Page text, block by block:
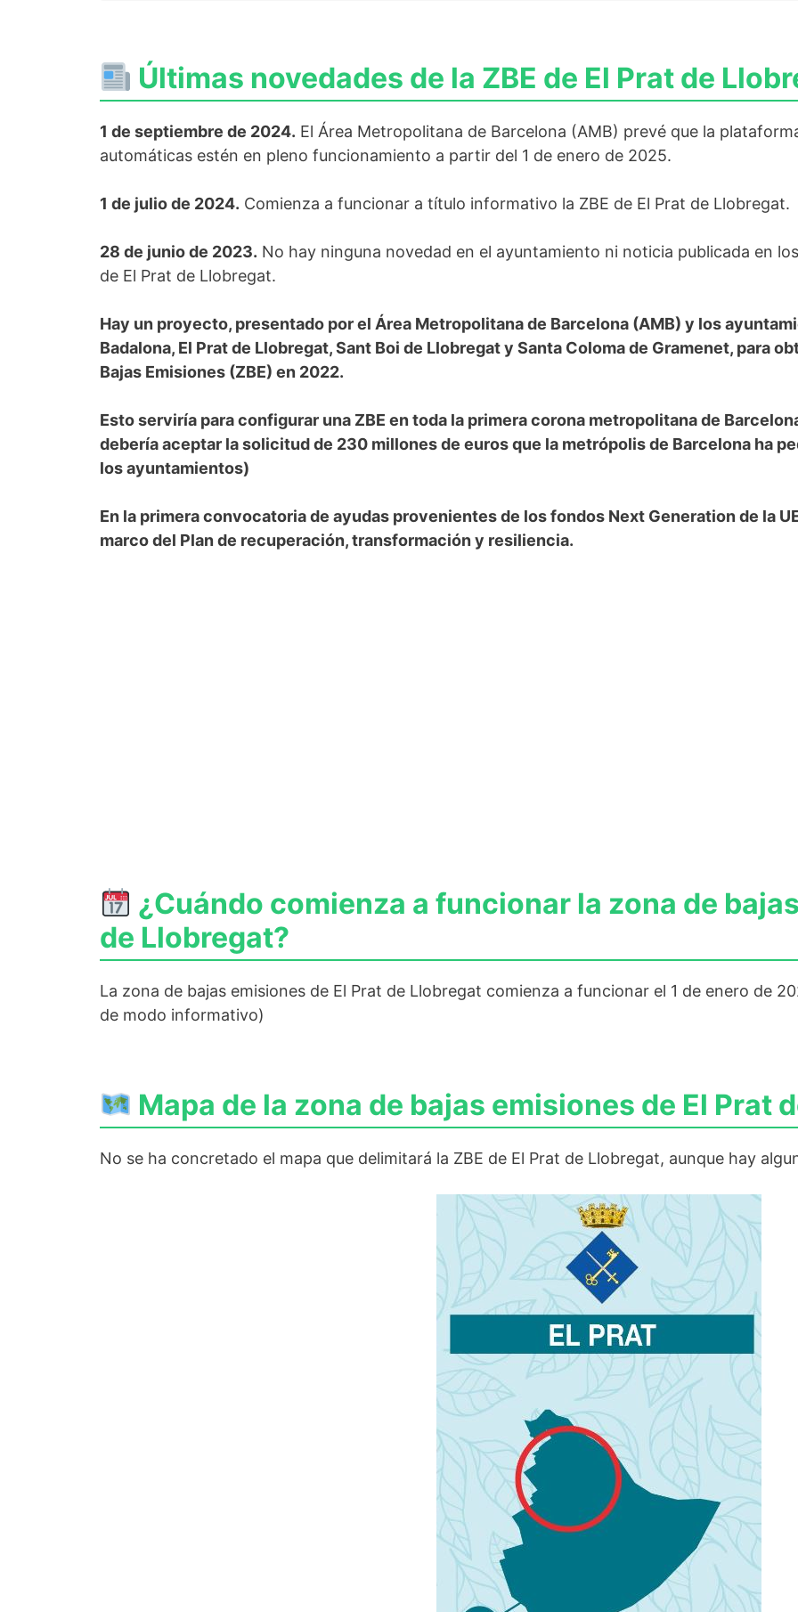
Últimas novedades de la ZBE de El Prat de
1 de septiembre de 2024. El Área Metropolitana de Barcelona (AMB) prevé que la
automáticas estén en pleno funcionamiento a partir del 1 de enero de 2025.
1 de julio de 2024. Comienza a funcionar a título informativo la ZBE de El Prat de Llobregat.
28 de junio de 2023. No hay ninguna novedad en el ayuntamiento ni noticia publicada en
de El Prat de Llobregat.
Hay un proyecto, presentado por el Área Metropolitana de Barcelona (AMB) y los
Badalona, El Prat de Llobregat, Sant Boi de Llobregat y Santa Coloma de Gramenet, para
Bajas Emisiones (ZBE) en 2022.
Esto serviría para configurar una ZBE en toda la primera corona metropolitana de
debería aceptar la solicitud de 230 millones de euros que la metrópolis de Barcelona ha
los ayuntamientos)
En la primera convocatoria de ayudas provenientes de los fondos Next Generation de la
marco del Plan de recuperación, transformación y resiliencia.
¿Cuándo comienza a funcionar la zona de
de Llobregat?
La zona de bajas emisiones de El Prat de Llobregat comienza a funcionar el 1 de enero de
de modo informativo)
Mapa de la zona de bajas emisiones de El Prat
No se ha concretado el mapa que delimitará la ZBE de El Prat de Llobregat, aunque hay